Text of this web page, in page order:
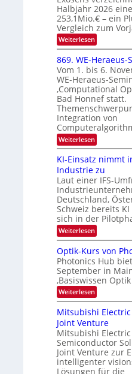
N
2
0
2
6
n
i
k
-
u
n
d
B
i
l
d
v
e
r
a
r
b
e
i
t
u
n
g
s
-
T
r
e
n
d
s
i
e
K
I
m
i
t
e
n
k
t
Halbjahr 2026
253,1Mio.€ – ein
Vergleich zum
Weiterlesen:
E
x
o
s
e
n
s
m
e
l
d
e
t
s
t
a
r
k
e
s
W
a
c
h
s
t
u
m
i
m
e
s
t
e
n
H
a
l
869. WE-Heraeus-
Vom 1. bis 6.
WE-Heraeus-
‚Computational
Bad Honnef statt.
Integration von
Weiterlesen:
8
9
.
W
E
-
H
e
r
a
e
u
s
-
S
e
m
i
a
r
KI-Einsatz nimmt
Industrie zu
Laut einer IFS-
Deutschland,
Schweiz bereits
sich in der
Weiterlesen:
K
-
E
i
n
s
a
z
n
i
m
m
t
i
Optik-Kurs von
Photonics Hub
September in
‚Basiswissen Optik
Weiterlesen:
O
p
t
i
k
-
K
u
r
Mitsubishi
Joint Venture
Mitsubishi
Semiconductor
Joint Venture zur
intelligenter
Lösungen für die